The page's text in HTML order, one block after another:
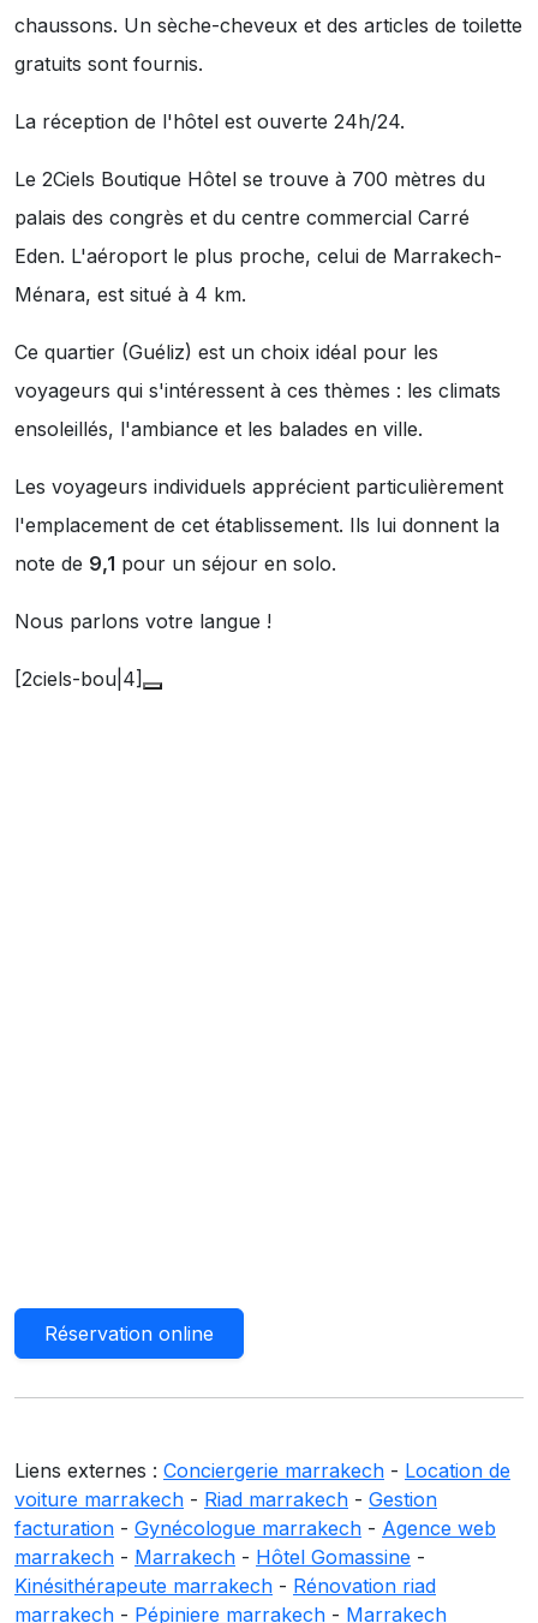
chaussons. Un sèche-cheveux et des articles de toilette
gratuits sont fournis.
La réception de l'hôtel est ouverte 24h/24.
Le 2Ciels Boutique Hôtel se trouve à 700 mètres du
palais des congrès et du centre commercial Carré
Eden. L'aéroport le plus proche, celui de Marrakech-
Ménara, est situé à 4 km.
Ce quartier (Guéliz) est un choix idéal pour les
voyageurs qui s'intéressent à ces thèmes : les climats
ensoleillés, l'ambiance et les balades en ville.
Les voyageurs individuels apprécient particulièrement
l'emplacement de cet établissement. Ils lui donnent la
note de 9,1 pour un séjour en solo.
Nous parlons votre langue !
[2ciels-bou|4]
Réservation online
Liens externes : Conciergerie marrakech - Location de
voiture marrakech - Riad marrakech - Gestion
facturation - Gynécologue marrakech - Agence web
marrakech - Marrakech - Hôtel Gomassine -
Kinésithérapeute marrakech - Rénovation riad
marrakech - Pépiniere marrakech - Marrakech